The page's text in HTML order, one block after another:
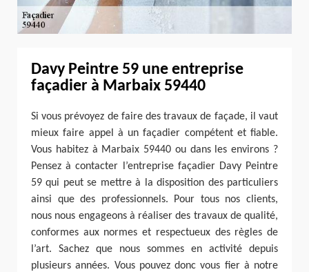
Davy Peintre 59 une entreprise
façadier à Marbaix 59440
Si vous prévoyez de faire des travaux de façade, il vaut
mieux faire appel à un façadier compétent et fiable.
Vous habitez à Marbaix 59440 ou dans les environs ?
Pensez à contacter l’entreprise façadier Davy Peintre
59 qui peut se mettre à la disposition des particuliers
ainsi que des professionnels. Pour tous nos clients,
nous nous engageons à réaliser des travaux de qualité,
conformes aux normes et respectueux des règles de
l’art. Sachez que nous sommes en activité depuis
plusieurs années. Vous pouvez donc vous fier à notre